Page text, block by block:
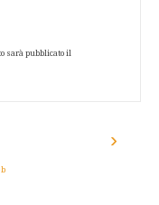
sarà pubblicato il
›